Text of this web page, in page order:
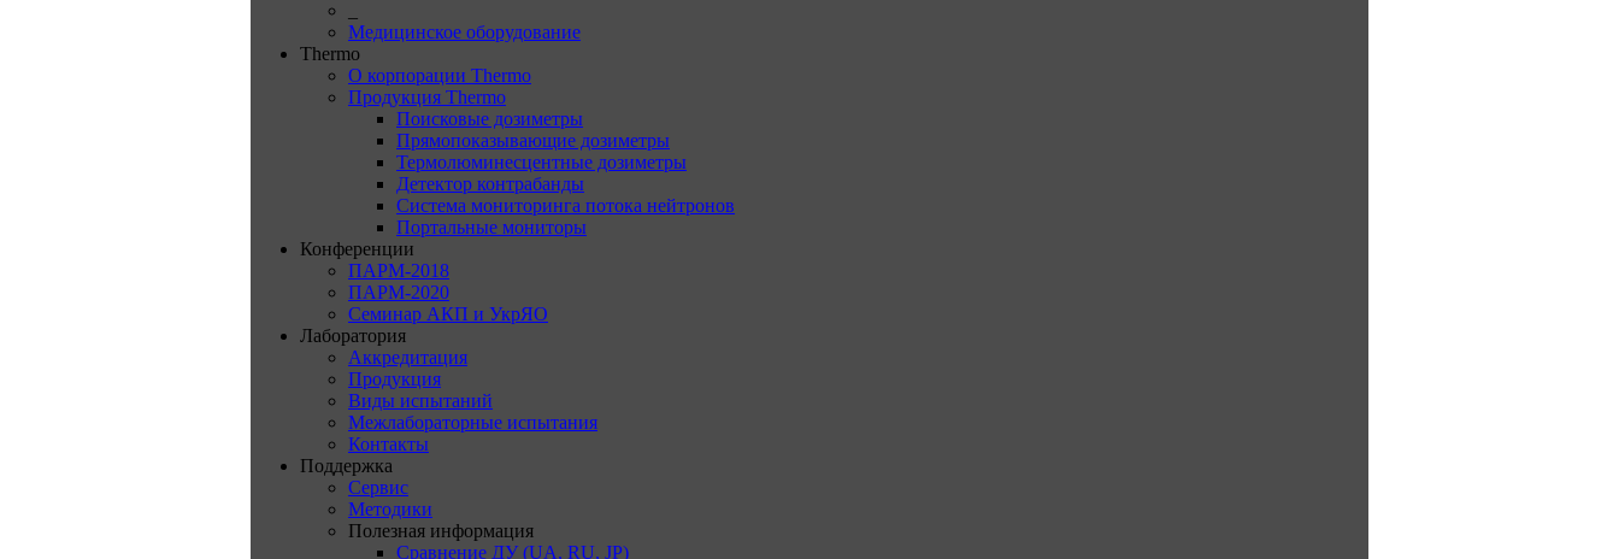
Медицинское оборудование
Thermo
О корпорации Thermo
Продукция Thermo
Поисковые дозиметры
Прямопоказывающие дозиметры
Термолюминесцентные дозиметры
Детектор контрабанды
Система мониторинга потока нейтронов
Портальные мониторы
Конференции
ПАРМ-2018
ПАРМ-2020
Семинар АКП и УкрЯО
Лаборатория
Аккредитация
Продукция
Виды испытаний
Межлабораторные испытания
Контакты
Поддержка
Сервис
Методики
Полезная информация
Сравнение ДУ (UA, RU, JP)